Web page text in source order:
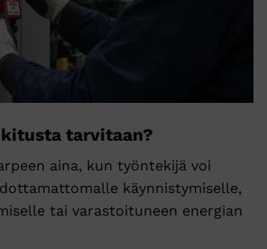
tarvitaan?
aina, kun työntekijä voi
käynnistymiselle,
tai varastoituneen energian